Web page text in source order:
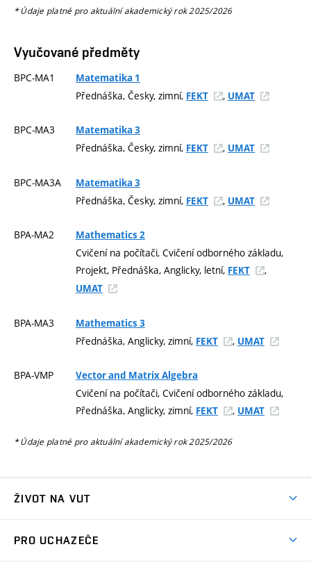
* Údaje platné pro aktuální akademický rok 2025/2026
Vyučované předměty
BPC-MA1 Matematika 1
Přednáška, Česky, zimní, FEKT , UMAT
BPC-MA3 Matematika 3
Přednáška, Česky, zimní, FEKT , UMAT
BPC-MA3A Matematika 3
Přednáška, Česky, zimní, FEKT , UMAT
BPA-MA2 Mathematics 2
Cvičení na počítači, Cvičení odborného základu,
Projekt, Přednáška, Anglicky, letní, FEKT ,
UMAT
BPA-MA3 Mathematics 3
Přednáška, Anglicky, zimní, FEKT , UMAT
BPA-VMP Vector and Matrix Algebra
Cvičení na počítači, Cvičení odborného základu,
Přednáška, Anglicky, zimní, FEKT , UMAT
* Údaje platné pro aktuální akademický rok 2025/2026
ŽIVOT NA VUT
PRO UCHAZEČE